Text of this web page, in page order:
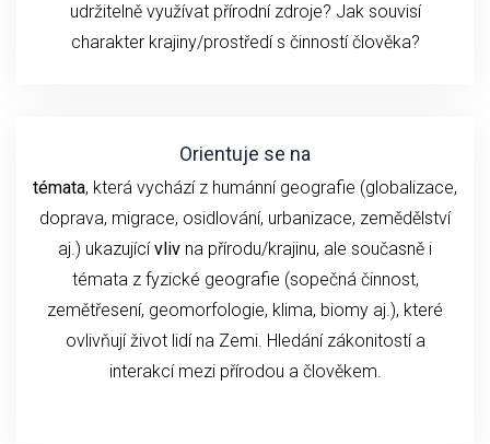
udržitelně využívat přírodní zdroje? Jak souvisí
charakter krajiny/prostředí s činností člověka?
Orientuje se na
témata, která vychází z humánní geografie (globalizace,
doprava, migrace, osidlování, urbanizace, zemědělství
aj.) ukazujícívliv na přírodu/krajinu, ale současně i
témata z fyzické geografie (sopečná činnost,
zemětřesení, geomorfologie, klima, biomy aj.), které
ovlivňují život lidí na Zemi. Hledání zákonitostí a
interakcí mezi přírodou a člověkem.